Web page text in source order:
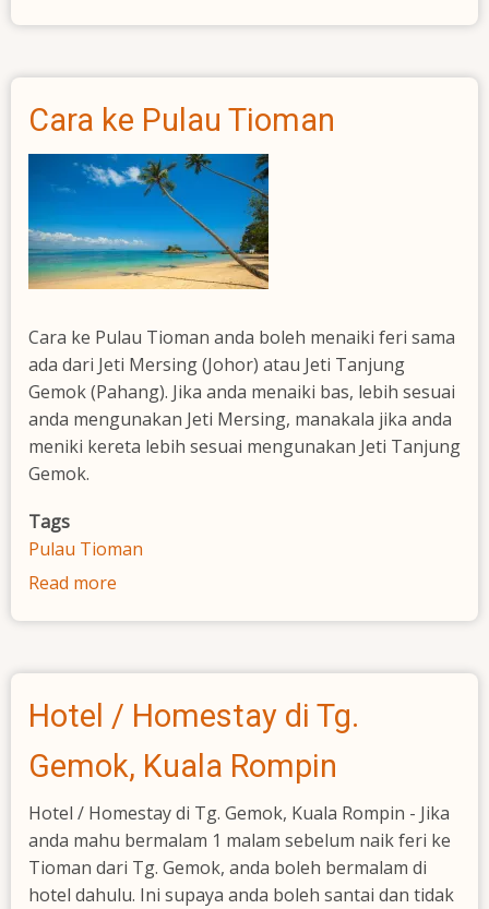
Cara ke Pulau Tioman
Cara ke Pulau Tioman anda boleh menaiki feri sama
ada dari Jeti Mersing (Johor) atau Jeti Tanjung
Gemok (Pahang). Jika anda menaiki bas, lebih sesuai
anda mengunakan Jeti Mersing, manakala jika anda
meniki kereta lebih sesuai mengunakan Jeti Tanjung
Gemok.
Tags
Pulau Tioman
Read more
Hotel / Homestay di Tg.
Gemok, Kuala Rompin
Hotel / Homestay di Tg. Gemok, Kuala Rompin - Jika
anda mahu bermalam 1 malam sebelum naik feri ke
Tioman dari Tg. Gemok, anda boleh bermalam di
hotel dahulu. Ini supaya anda boleh santai dan tidak